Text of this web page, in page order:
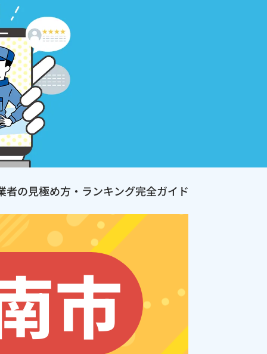
の見極め方・ランキング完全ガイド
市